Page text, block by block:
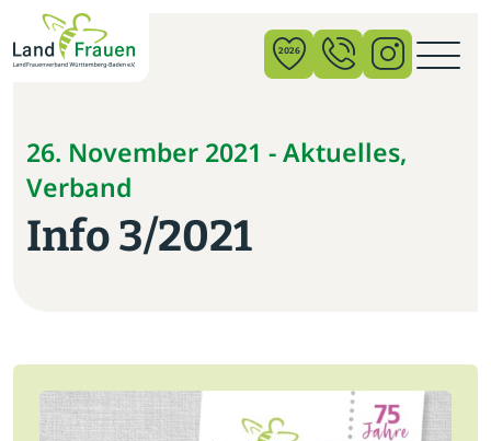
2026
26. November 2021 - Aktuelles,
Verband
Info 3/2021
×
News
Verband
Politik
Gemeinschaft
Vor Ort